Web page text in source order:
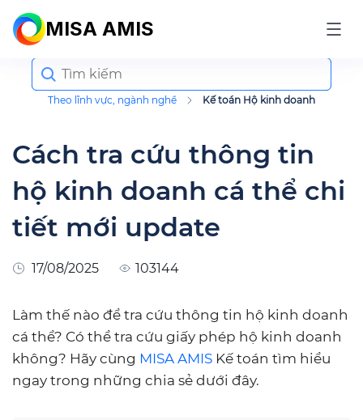
MISA AMIS
Theo lĩnh vực, ngành nghề Kế toán Hộ kinh doanh
Search
for:
Cách tra cứu thông tin
hộ kinh doanh cá thể chi
tiết mới update
17/08/2025 103144
Làm thế nào để tra cứu thông tin hộ kinh doanh
cá thể? Có thể tra cứu giấy phép hộ kinh doanh
không? Hãy cùng MISA AMIS Kế toán tìm hiểu
ngay trong những chia sẻ dưới đây.